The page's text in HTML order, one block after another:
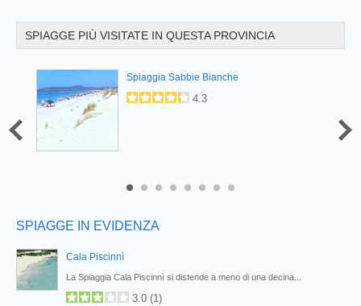
SPIAGGE PIÙ VISITATE IN QUESTA PROVINCIA
Spiaggia Sabbie Bianche
4.3
SPIAGGE IN EVIDENZA
Cala Piscinnì
La Spiaggia Cala Piscinnì si distende a meno di una decina...
3.0 (1)